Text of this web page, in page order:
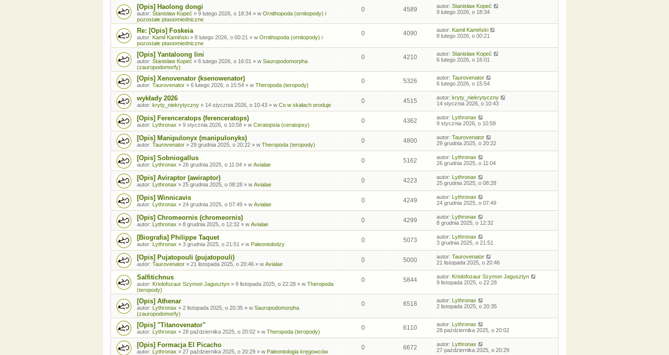
[Opis] Haolong dongi
autor: Stanisław Kopeć » 9 lutego 2026, o 18:34 » w Ornithopoda (ornitopody) i
pozostałe ptasiomiedniczne
0 4589 autor: Stanisław Kopeć
9 lutego 2026, o 18:34
Re: [Opis] Foskeia
autor: Kamil Kamiński » 8 lutego 2026, o 00:21 » w Ornithopoda (ornitopody) i
pozostałe ptasiomiedniczne
0 4090 autor: Kamil Kamiński
8 lutego 2026, o 00:21
[Opis] Yantaloong lini
autor: Stanisław Kopeć » 6 lutego 2026, o 16:01 » w Sauropodomorpha
(zauropodomorfy)
0 4210 autor: Stanisław Kopeć
6 lutego 2026, o 16:01
[Opis] Xenovenator (ksenowenator)
autor: Taurovenator » 6 lutego 2026, o 15:54 » w Theropoda (teropody)
0 5326 autor: Taurovenator
6 lutego 2026, o 15:54
wykłady 2026
autor: kryty_niekrytyczny » 14 stycznia 2026, o 10:43 » w Co w skałach eroduje
0 4515 autor: kryty_niekrytyczny
14 stycznia 2026, o 10:43
[Opis] Ferenceratops (ferenceratops)
autor: Lythronax » 9 stycznia 2026, o 10:58 » w Ceratopsia (ceratopsy)
0 4362 autor: Lythronax
9 stycznia 2026, o 10:58
[Opis] Manipulonyx (manipulonyks)
autor: Taurovenator » 29 grudnia 2025, o 20:22 » w Theropoda (teropody)
0 4800 autor: Taurovenator
29 grudnia 2025, o 20:22
[Opis] Sobniogallus
autor: Lythronax » 26 grudnia 2025, o 11:04 » w Avialae
0 5162 autor: Lythronax
26 grudnia 2025, o 11:04
[Opis] Aviraptor (awiraptor)
autor: Lythronax » 25 grudnia 2025, o 08:28 » w Avialae
0 4223 autor: Lythronax
25 grudnia 2025, o 08:28
[Opis] Winnicavis
autor: Lythronax » 24 grudnia 2025, o 07:49 » w Avialae
0 4249 autor: Lythronax
24 grudnia 2025, o 07:49
[Opis] Chromeornis (chromeornis)
autor: Lythronax » 8 grudnia 2025, o 12:32 » w Avialae
0 4299 autor: Lythronax
8 grudnia 2025, o 12:32
[Biografia] Philippe Taquet
autor: Lythronax » 3 grudnia 2025, o 21:51 » w Paleontolodzy
0 5073 autor: Lythronax
3 grudnia 2025, o 21:51
[Opis] Pujatopouli (pujatopouli)
autor: Taurovenator » 21 listopada 2025, o 20:46 » w Avialae
0 5000 autor: Taurovenator
21 listopada 2025, o 20:46
Salfitichnus
autor: Kriolofozaur Szymon Jagusztyn » 9 listopada 2025, o 22:28 » w Theropoda
(teropody)
0 5844 autor: Kriolofozaur Szymon Jagusztyn
9 listopada 2025, o 22:28
[Opis] Athenar
autor: Lythronax » 2 listopada 2025, o 20:35 » w Sauropodomorpha
(zauropodomorfy)
0 6518 autor: Lythronax
2 listopada 2025, o 20:35
[Opis] "Titanovenator"
autor: Lythronax » 28 października 2025, o 20:02 » w Theropoda (teropody)
0 6110 autor: Lythronax
28 października 2025, o 20:02
[Opis] Formacja El Picacho
autor: Lythronax » 27 października 2025, o 20:29 » w Paleontologia kręgowców
0 6672 autor: Lythronax
27 października 2025, o 20:29